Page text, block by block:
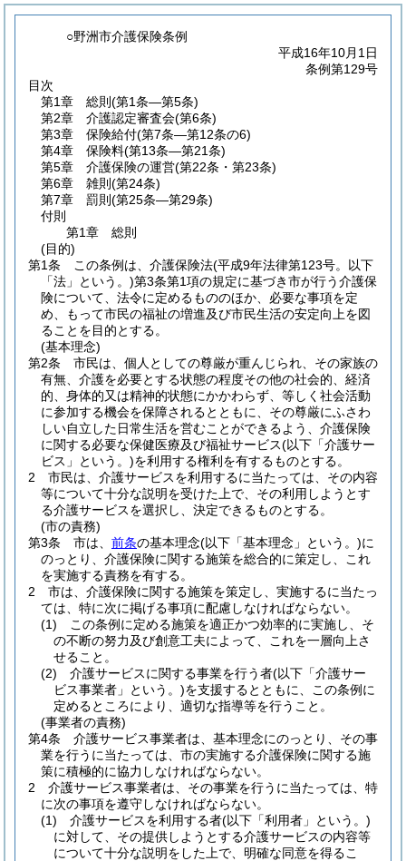
○野洲市介護保険条例
平成16年10月1日
条例第129号
目次
第1章
総則 (第1条―第5条)
第2章
介護認定審査会(第6条)
第3章
保険給付(第7条―第12条の6)
第4章
保険料(第13条―第21条)
第5章
介護保険の運営(第22条・第23条)
第6章
雑則 (第24条)
第7章
罰則 (第25条―第29条)
付則
第1章
総則
(目的)
第1条
この条例は、介護保険法(平成9年法律第123号。以下
「法」という。)第3条第1項の規定に基づき市が行う介護保
険について、法令に定めるもののほか、必要な事項を定
め、もって市民の福祉の増進及び市民生活の安定向上を図
ることを目的とする。
(基本理念)
第2条
市民は、個人としての尊厳が重んじられ、その家族の
有無、介護を必要とする状態の程度その他の社会的、経済
的、身体的又は精神的状態にかかわらず、等しく社会活動
に参加する機会を保障されるとともに、その尊厳にふさわ
しい自立した日常生活を営むことができるよう、介護保険
に関する必要な保健医療及び福祉サービス(以下「介護サー
ビス」という。)を利用する権利を有するものとする。
2
市民は、介護サービスを利用するに当たっては、その内容
等について十分な説明を受けた上で、その利用しようとす
る介護サービスを選択し、決定できるものとする。
(市の責務)
第3条
市は、 前条の基本理念(以下「基本理念」という。)に
のっとり、介護保険に関する施策を総合的に策定し、これ
を実施する責務を有する。
2
市は、介護保険に関する施策を策定し、実施するに当たっ
ては、特に次に掲げる事項に配慮しなければならない。
(1)
この条例に定める施策を適正かつ効率的に実施し、そ
の不断の努力及び創意工夫によって、これを一層向上さ
せること。
(2)
介護サービスに関する事業を行う者(以下「介護サー
ビス事業者」という。)を支援するとともに、この条例に
定めるところにより、適切な指導等を行うこと。
(事業者の責務)
第4条
介護サービス事業者は、基本理念にのっとり、その事
業を行うに当たっては、市の実施する介護保険に関する施
策に積極的に協力しなければならない。
2
介護サービス事業者は、その事業を行うに当たっては、特
に次の事項を遵守しなければならない。
(1)
介護サービスを利用する者(以下「利用者」という。)
に対して、その提供しようとする介護サービスの内容等
について十分な説明をした上で、明確な同意を得るこ